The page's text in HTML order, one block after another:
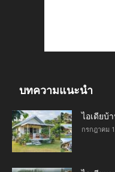
บทความแนะนำ
ไอเดียบ้
กรกฎาคม